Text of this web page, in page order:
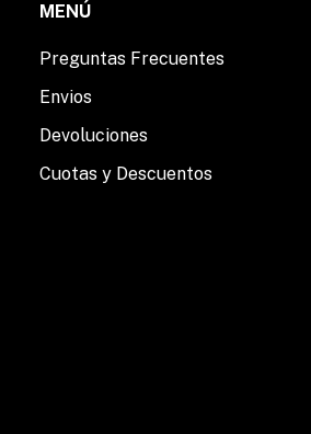
MENÚ
Preguntas Frecuentes
Envios
Devoluciones
Cuotas y Descuentos